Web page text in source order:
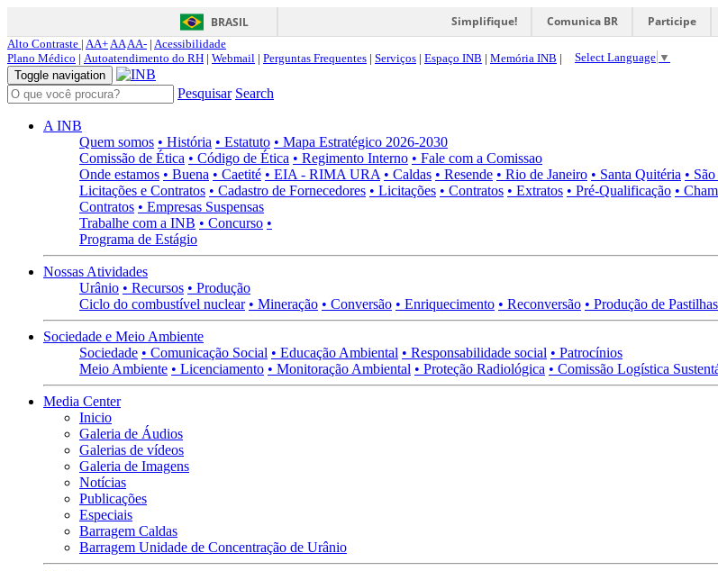
BRASIL Simplifique! Comunica BR Participe
Alto Contraste | AA+AAAA- | Acessibilidade
Plano Médico | Autoatendimento do RH | Webmail | Perguntas Frequentes | Serviços | Espaço INB | Memória INB | Select Language ▼
Toggle navigation
Pesquisar Search
A INB
Quem somos • História • Estatuto • Mapa Estratégico 2026-2030
Comissão de Ética • Código de Ética • Regimento Interno • Fale com a Comissao
Onde estamos • Buena • Caetité • EIA - RIMA URA • Caldas • Resende • Rio de Janeiro • Santa Quitéria •
Licitações e Contratos • Cadastro de Fornecedores • Licitações • Contratos • Extratos • Pré-Qualificação •
Contratos • Empresas Suspensas
Trabalhe com a INB • Concurso •
Programa de Estágio
Nossas Atividades
Urânio • Recursos • Produção
Ciclo do combustível nuclear • Mineração • Conversão • Enriquecimento • Reconversão • Produção de Pastilhas
Sociedade e Meio Ambiente
Sociedade • Comunicação Social • Educação Ambiental • Responsabilidade social • Patrocínios
Meio Ambiente • Licenciamento • Monitoração Ambiental • Proteção Radiológica • Comissão Logística
Media Center
Inicio
Galeria de Áudios
Galerias de vídeos
Galeria de Imagens
Notícias
Publicações
Especiais
Barragem Caldas
Barragem Unidade de Concentração de Urânio